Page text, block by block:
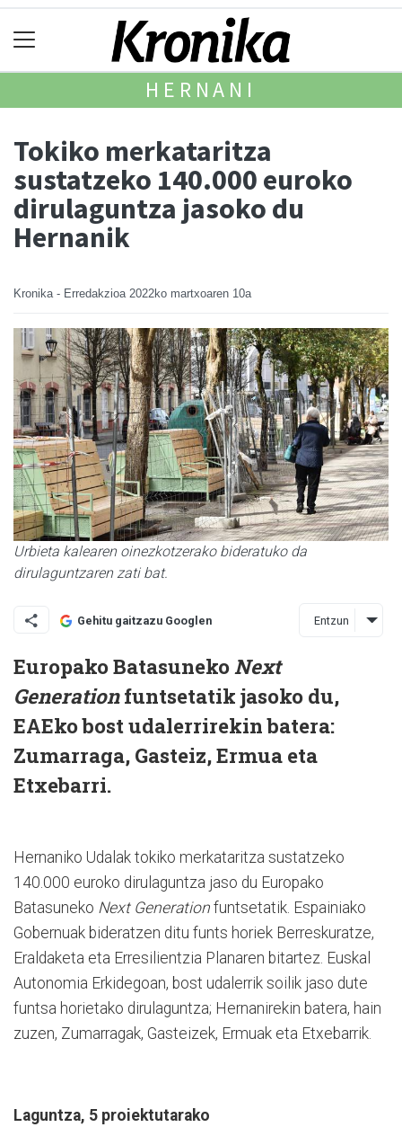
HERNANI
Tokiko merkataritza
sustatzeko 140.000 euroko
dirulaguntza jasoko du
Hernanik
Kronika - Erredakzioa 2022ko martxoaren 10a
Urbieta kalearen oinezkotzerako bideratuko da
dirulaguntzaren zati bat.
Gehitu gaitzazu Googlen Entzun
Europako BatasunekoNext
Generationfuntsetatik jasoko du,
EAEko bost udalerrirekin batera:
Zumarraga, Gasteiz, Ermua eta
Etxebarri.
Hernaniko Udalak tokiko merkataritza sustatzeko
140.000 euroko dirulaguntza jaso du Europako
Batasuneko Next Generation funtsetatik. Espainiako
Gobernuak bideratzen ditu funts horiek Berreskuratze,
Eraldaketa eta Erresilientzia Planaren bitartez. Euskal
Autonomia Erkidegoan, bost udalerrik soilik jaso dute
funtsa horietako dirulaguntza; Hernanirekin batera, hain
zuzen, Zumarragak, Gasteizek, Ermuak eta Etxebarrik.
Laguntza, 5 proiektutarako